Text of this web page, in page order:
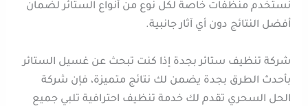
نستخدم منظفات خاصة لكل نوع من أنواع الستائر لضمان
أفضل النتائج دون أي آثار جانبية.
شركة تنظيف ستائر بجدة إذا كنت تبحث عن غسيل الستائر
بأحدث الطرق بجدة يضمن لك نتائج متميزة، فإن شركة
الحل السحري تقدم لك خدمة تنظيف احترافية تلبي جميع